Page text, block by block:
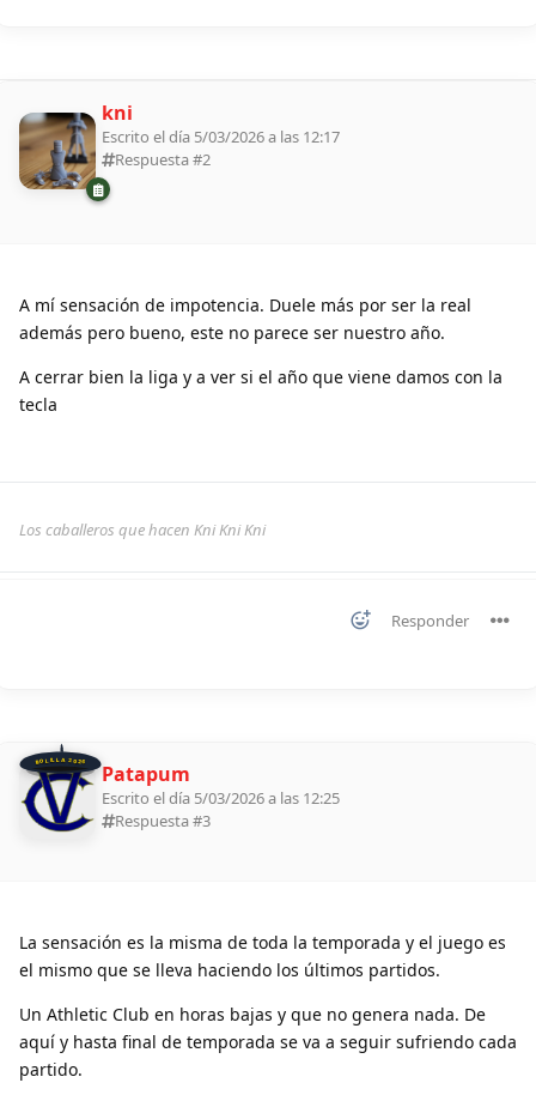
kni
Escrito el día 5/03/2026 a las 12:17
Respuesta #2
A mí sensación de impotencia. Duele más por ser la real
además pero bueno, este no parece ser nuestro año.
A cerrar bien la liga y a ver si el año que viene damos con la
tecla
Los caballeros que hacen Kni Kni Kni
Responder
BOLILLA 2026 Patapum
Escrito el día 5/03/2026 a las 12:25
Respuesta #3
La sensación es la misma de toda la temporada y el juego es
el mismo que se lleva haciendo los últimos partidos.
Un Athletic Club en horas bajas y que no genera nada. De
aquí y hasta final de temporada se va a seguir sufriendo cada
partido.